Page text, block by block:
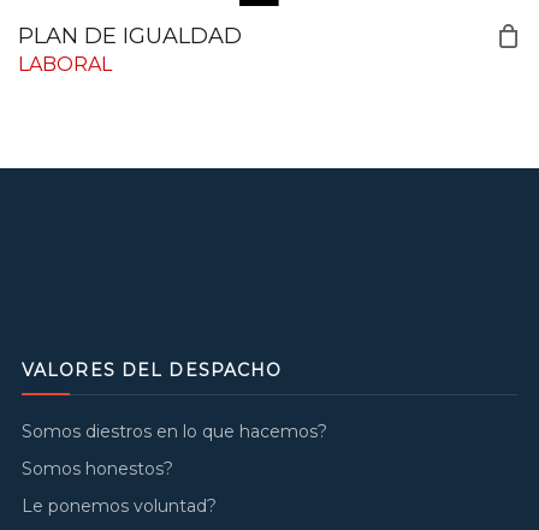
PLAN DE IGUALDAD
LABORAL
VALORES DEL DESPACHO
Somos diestros en lo que hacemos?
Somos honestos?
Le ponemos voluntad?